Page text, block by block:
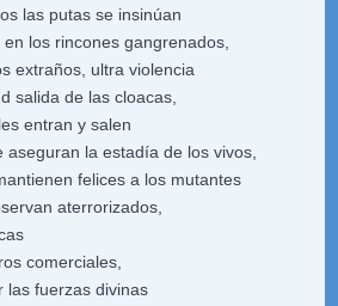
las putas se insinúan
los rincones gangrenados,
extraños, ultra violencia
salida de las cloacas,
entran y salen
aseguran la estadía de los vivos,
felices a los mutantes
aterrorizados,
comerciales,
las fuerzas divinas